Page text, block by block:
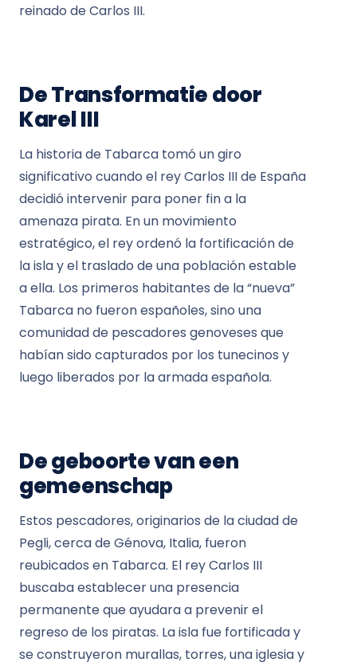
reinado de Carlos III.
De Transformatie door
Karel III
La historia de Tabarca tomó un giro
significativo cuando el rey Carlos III de España
decidió intervenir para poner fin a la
amenaza pirata. En un movimiento
estratégico, el rey ordenó la fortificación de
la isla y el traslado de una población estable
a ella. Los primeros habitantes de la “nueva”
Tabarca no fueron españoles, sino una
comunidad de pescadores genoveses que
habían sido capturados por los tunecinos y
luego liberados por la armada española.
De geboorte van een
gemeenschap
Estos pescadores, originarios de la ciudad de
Pegli, cerca de Génova, Italia, fueron
reubicados en Tabarca. El rey Carlos III
buscaba establecer una presencia
permanente que ayudara a prevenir el
regreso de los piratas. La isla fue fortificada y
se construyeron murallas, torres, una iglesia y